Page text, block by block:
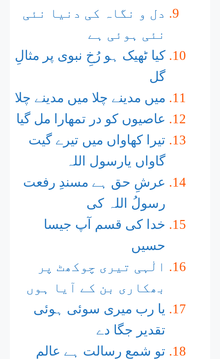
دل و نگاہ کی دنیا نئی
نئی ہوئی ہے
کیا ٹھیک ہو رُخِ نبوی پر مثالِ
گل
میں مدینے چلا میں مدینے چلا
عاصیوں کو در تمھارا مل گیا
تیرا کھاواں میں تیرے گیت
گاواں یارسول اللہ
عرشِ حق ہے مسندِ رفعت
رسولُ اللہ کی
خدا کی قسم آپ جیسا
حسیں
الٰہی تیری چوکھٹ پر
بھکاری بن کے آیا ہوں
یا رب میری سوئی ہوئی
تقدیر جگا دے
تو شمع رسالت ہے عالم